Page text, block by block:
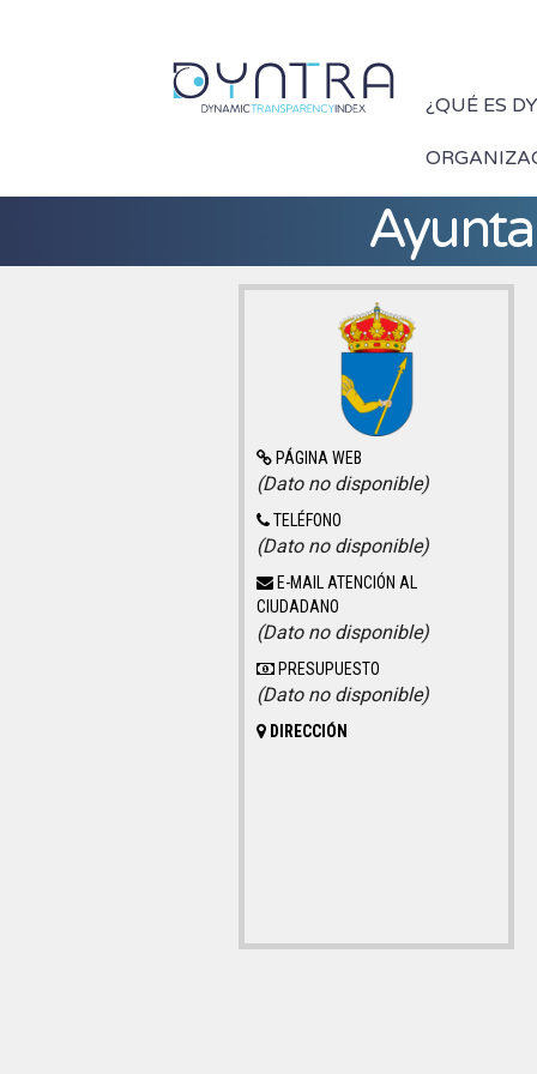
¿QUÉ ES
PÁGINA WEB
(Dato no disponible)
TELÉFONO
(Dato no disponible)
E-MAIL ATENCIÓN AL
CIUDADANO
(Dato no disponible)
PRESUPUESTO
(Dato no disponible)
DIRECCIÓN